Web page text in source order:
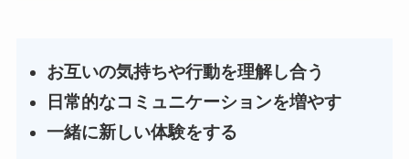
お互いの気持ちや行動を理解し合う
日常的なコミュニケーションを増やす
一緒に新しい体験をする